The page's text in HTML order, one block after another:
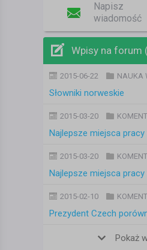
Napisz
wiadomość
Wpisy na forum
2015-06-22 NAUKA
Słowniki norweskie
2015-03-20
Najlepsze miejsca
2015-03-20
Najlepsze miejsca
2015-02-10
Pokaż